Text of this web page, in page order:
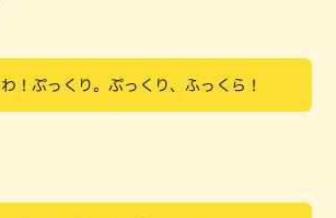
わ！ぷっくり。ぷっくり、ふっくら！